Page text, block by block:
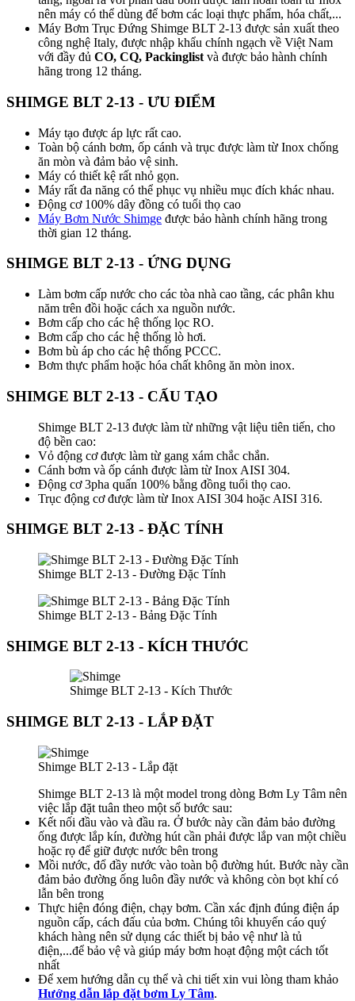
nên máy có thể dùng để bơm các loại thực phẩm, hóa chất,...
Máy Bơm Trục Đứng Shimge BLT 2-13 được sản xuất theo
công nghệ Italy, được nhập khẩu chính ngạch về Việt Nam
với đầy đủ CO, CQ, Packinglist và được bảo hành chính
hãng trong 12 tháng.
SHIMGE BLT 2-13 - ƯU ĐIỂM
Máy tạo được áp lực rất cao.
Toàn bộ cánh bơm, ốp cánh và trục được làm từ Inox chống
ăn mòn và đảm bảo vệ sinh.
Máy có thiết kệ rất nhỏ gọn.
Máy rất đa năng có thể phục vụ nhiều mục đích khác nhau.
Động cơ 100% dây đồng có tuổi thọ cao
Máy Bơm Nước Shimge được bảo hành chính hãng trong
thời gian 12 tháng.
SHIMGE BLT 2-13 - ỨNG DỤNG
Làm bơm cấp nước cho các tòa nhà cao tầng, các phân khu
năm trên đồi hoặc cách xa nguồn nước.
Bơm cấp cho các hệ thống lọc RO.
Bơm cấp cho các hệ thống lò hơi.
Bơm bù áp cho các hệ thống PCCC.
Bơm thực phẩm hoặc hóa chất không ăn mòn inox.
SHIMGE BLT 2-13 - CẤU TẠO
Shimge BLT 2-13 được làm từ những vật liệu tiên tiến, cho
độ bền cao:
Vỏ động cơ được làm từ gang xám chắc chắn.
Cánh bơm và ốp cánh được làm từ Inox AISI 304.
Động cơ 3pha quấn 100% bằng đồng tuổi thọ cao.
Trục động cơ được làm từ Inox AISI 304 hoặc AISI 316.
SHIMGE BLT 2-13 - ĐẶC TÍNH
Shimge BLT 2-13 - Đường Đặc Tính
Shimge BLT 2-13 - Bảng Đặc Tính
SHIMGE BLT 2-13 - KÍCH THƯỚC
Shimge BLT 2-13 - Kích Thước
SHIMGE BLT 2-13 - LẮP ĐẶT
Shimge BLT 2-13 - Lắp đặt
Shimge BLT 2-13 là một model trong dòng Bơm Ly Tâm nên
việc lắp đặt tuân theo một số bước sau:
Kết nối đầu vào và đầu ra. Ở bước này cần đảm bảo đường
ống được lắp kín, đường hút cần phải được lắp van một chiều
hoặc rọ để giữ được nước bên trong
Mồi nước, đổ đầy nước vào toàn bộ đường hút. Bước này cần
đảm bảo đường ống luôn đầy nước và không còn bọt khí có
lẫn bên trong
Thực hiện đóng điện, chạy bơm. Cần xác định đúng điện áp
nguồn cấp, cách đấu của bơm. Chúng tôi khuyến cáo quý
khách hàng nên sử dụng các thiết bị bảo vệ như là tủ
điện,...để bảo vệ và giúp máy bơm hoạt động một cách tốt
nhất
Để xem hướng dẫn cụ thể và chi tiết xin vui lòng tham khảo
Hướng dẫn lắp đặt bơm Ly Tâm.